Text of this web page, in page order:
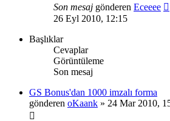
Son mesaj gönderen Eceeee
26 Eyl 2010, 12:15
Başlıklar
Cevaplar
Görüntüleme
Son mesaj
GS Bonus'dan 1000 imzalı forma
gönderen oKaank » 24 Mar 2010,